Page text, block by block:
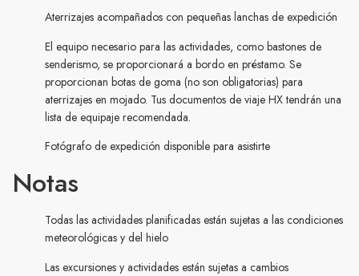
Aterrizajes acompañados con pequeñas lanchas de expedición
El equipo necesario para las actividades, como bastones de
senderismo, se proporcionará a bordo en préstamo. Se
proporcionan botas de goma (no son obligatorias) para
aterrizajes en mojado. Tus documentos de viaje HX tendrán una
lista de equipaje recomendada.
Fotógrafo de expedición disponible para asistirte
Notas
Todas las actividades planificadas están sujetas a las condiciones
meteorológicas y del hielo
Las excursiones y actividades están sujetas a cambios